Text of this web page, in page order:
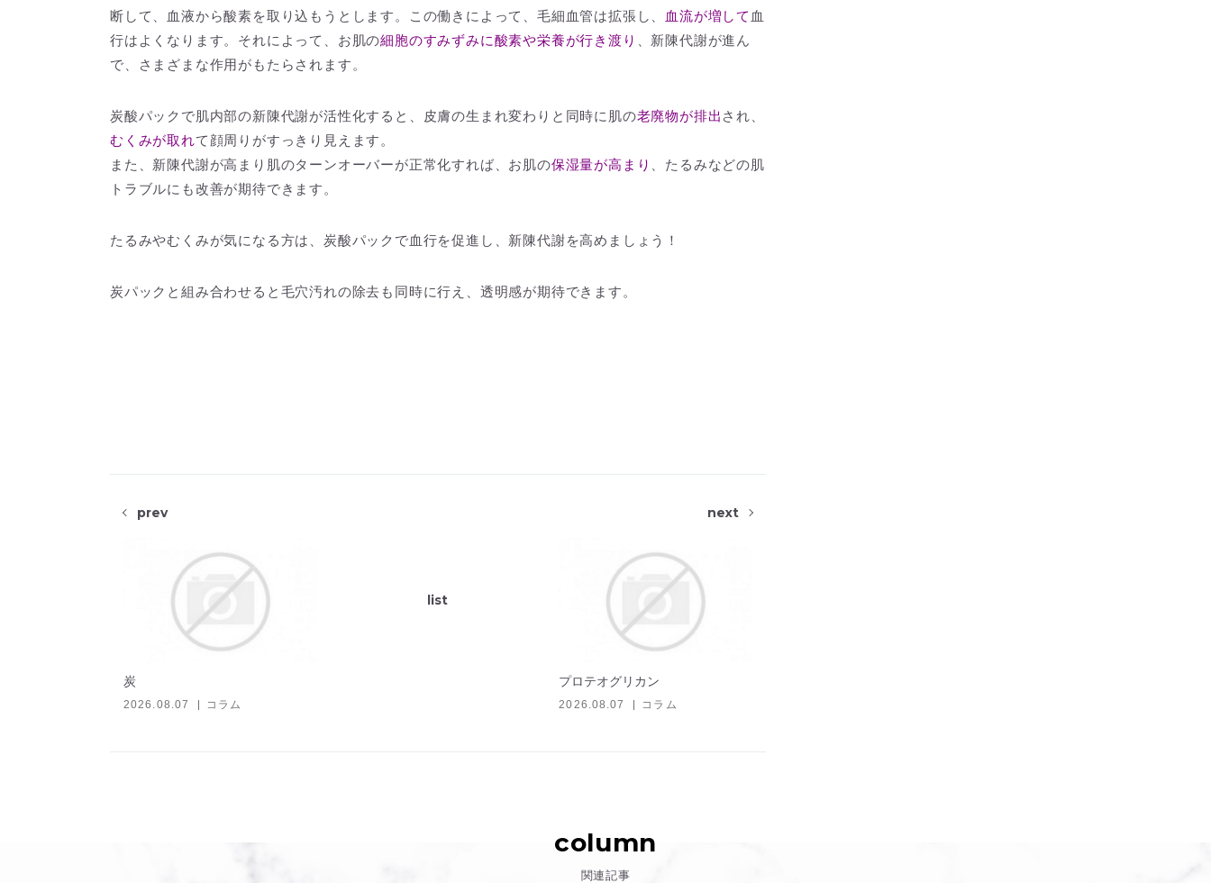
断して、血液から酸素を取り込もうとします。この働きによって、毛細血管は拡張し、
血流が増して 血
行はよくなります。それによって、お肌の細胞のすみずみに酸素や栄養が行き渡り
、新陳代謝が進ん
で、さまざまな作用がもたらされます。
炭酸パックで肌内部の新陳代謝が活性化すると、皮膚の生まれ変わりと同時に肌の老廃物が排出 され、
むくみが取れて顔周りがすっきり見えます。
また、新陳代謝が高まり肌のターンオーバーが正常化すれば、お肌の保湿量が高まり
、たるみなどの肌
トラブルにも改善が期待できます。
たるみやむくみが気になる方は、炭酸パックで血行を促進し、新陳代謝を高めましょう！
炭パックと組み合わせると毛穴汚れの除去も同時に行え、透明感が期待できます。
prev
炭
2026.08.07 コラム
list
next
プロテオグリカン
2026.08.07 コラム
column
関連記事